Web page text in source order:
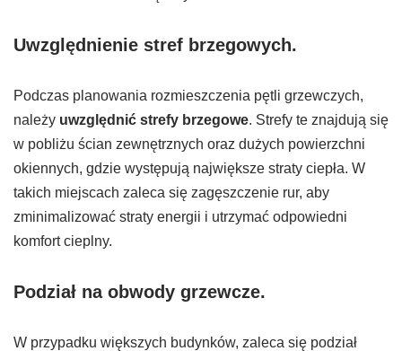
Uwzględnienie stref brzegowych.
Podczas planowania rozmieszczenia pętli grzewczych,
należy uwzględnić strefy brzegowe. Strefy te znajdują się
w pobliżu ścian zewnętrznych oraz dużych powierzchni
okiennych, gdzie występują największe straty ciepła. W
takich miejscach zaleca się zagęszczenie rur, aby
zminimalizować straty energii i utrzymać odpowiedni
komfort cieplny.
Podział na obwody grzewcze.
W przypadku większych budynków, zaleca się podział